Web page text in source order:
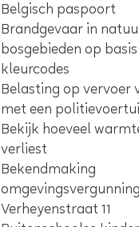
Belgisch paspoort
Brandgevaar in
bosgebieden op
kleurcodes
Belasting op vervoer
met een
Bekijk hoeveel
verliest
Bekendmaking
Verheyenstraat 11